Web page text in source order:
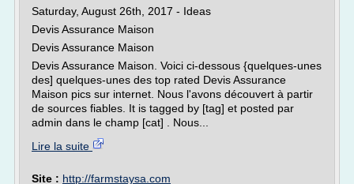
Saturday, August 26th, 2017 - Ideas
Devis Assurance Maison
Devis Assurance Maison
Devis Assurance Maison. Voici ci-dessous {quelques-unes
des] quelques-unes des top rated Devis Assurance
Maison pics sur internet. Nous l'avons découvert à partir
de sources fiables. It is tagged by [tag] et posted par
admin dans le champ [cat] . Nous...
Lire la suite
Site : http://farmstaysa.com